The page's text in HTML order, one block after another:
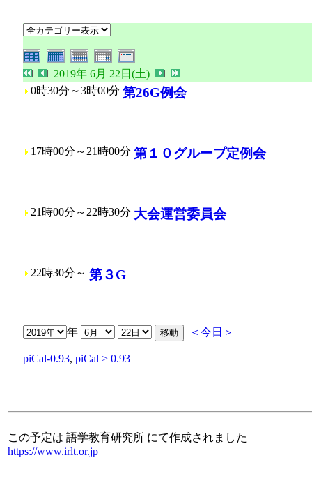
2019年 6月 22日(土)
0時30分～3時00分 第26G例会
17時00分～21時00分 第１０グループ定例会
21時00分～22時30分 大会運営委員会
22時30分～ 第３G
年 ＜今日＞
piCal-0.93, piCal > 0.93
この予定は 語学教育研究所 にて作成されました
https://www.irlt.or.jp